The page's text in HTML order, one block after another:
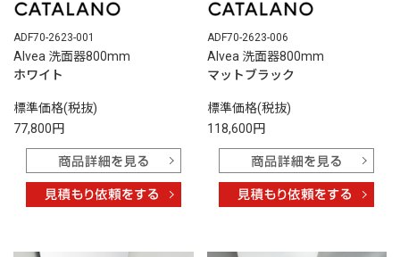
ADF70-2623-001
Alvea 洗面器800mm
ホワイト
標準価格(税抜)
77,800円
ADF70-2623-006
Alvea 洗面器800mm
マットブラック
標準価格(税抜)
118,600円